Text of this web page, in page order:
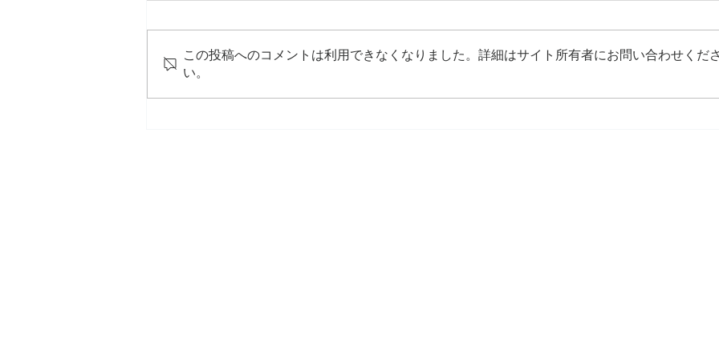
「るるぶハウステンボス
成人式撮影の納品（姉弟２シ
成人
この投稿へのコメントは利用できなくなりました。詳細はサイト所有者にお問い合わせくださ
い。